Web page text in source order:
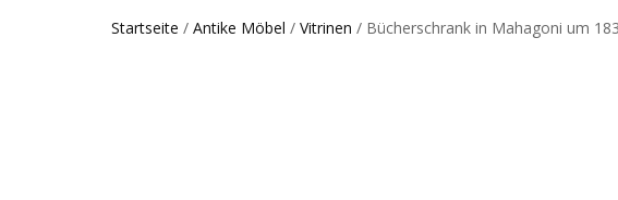
Startseite / Antike Möbel / Vitrinen / Bücherschrank in Mahagoni um